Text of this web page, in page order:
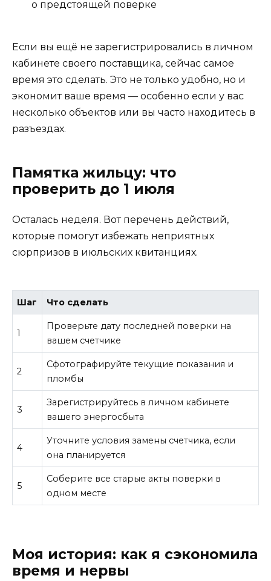
о предстоящей поверке
Если вы ещё не зарегистрировались в личном
кабинете своего поставщика, сейчас самое
время это сделать. Это не только удобно, но и
экономит ваше время — особенно если у вас
несколько объектов или вы часто находитесь в
разъездах.
Памятка жильцу: что
проверить до 1 июля
Осталась неделя. Вот перечень действий,
которые помогут избежать неприятных
сюрпризов в июльских квитанциях.
Шаг Что сделать
1
Проверьте дату последней поверки на
вашем счетчике
2
Сфотографируйте текущие показания и
пломбы
3
Зарегистрируйтесь в личном кабинете
вашего энергосбыта
4
Уточните условия замены счетчика, если
она планируется
5
Соберите все старые акты поверки в
одном месте
Моя история: как я сэкономила
время и нервы